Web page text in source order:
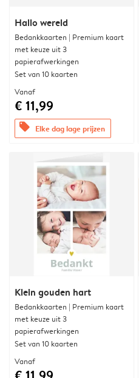
Hallo wereld
Bedankkaarten | Premium kaart
met keuze uit 3
papierafwerkingen
Set van 10 kaarten
Vanaf
€ 11,99
offers Elke dag lage prijzen
Klein gouden hart
Bedankkaarten | Premium kaart
met keuze uit 3
papierafwerkingen
Set van 10 kaarten
Vanaf